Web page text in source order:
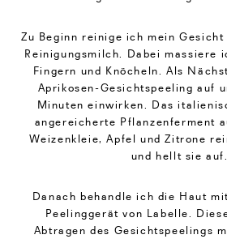
Zu Beginn reinige ich mein
Reinigungsmilch. Dabei massiere
Fingern und Knöcheln. Als
Aprikosen-Gesichtspeeling auf
Minuten einwirken. Das
angereicherte Pflanzenferment
Weizenkleie, Apfel und Zitrone
und hellt sie auf.
Danach behandle ich die Haut
Peelinggerät von Labelle.
Abtragen des Gesichtspeelings